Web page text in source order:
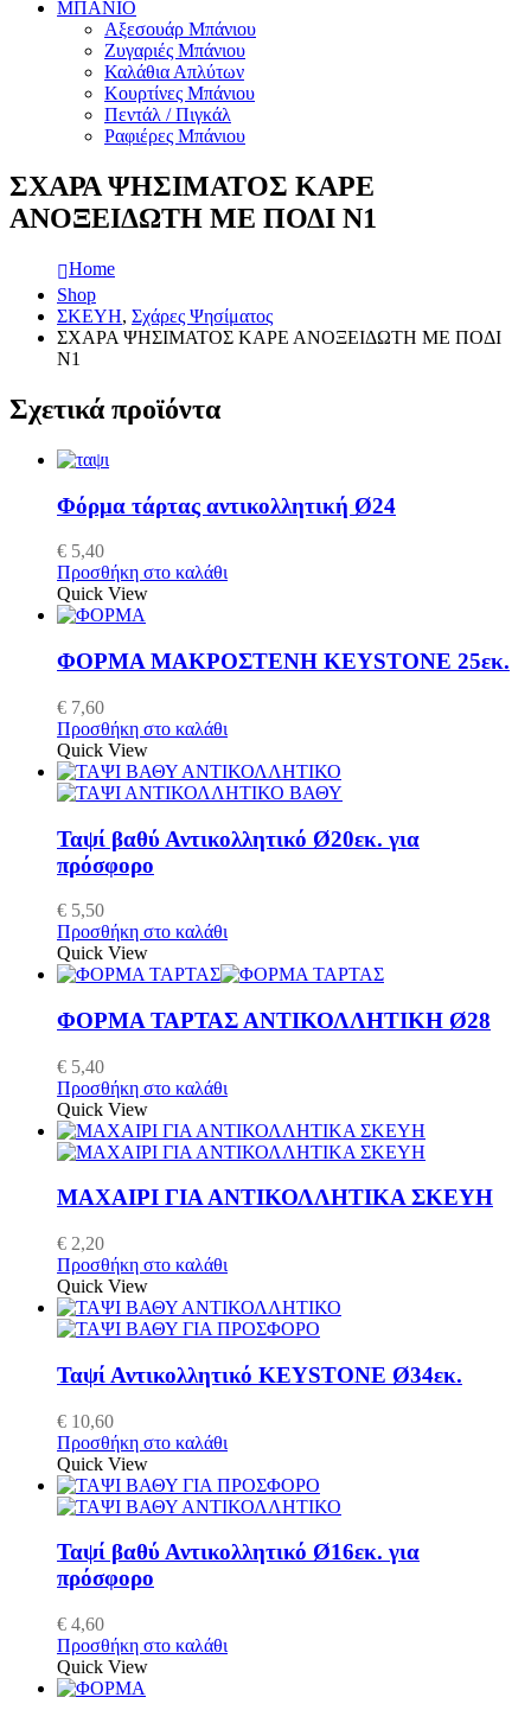
ΜΠΑΝΙΟ
Αξεσουάρ Μπάνιου
Ζυγαριές Μπάνιου
Καλάθια Απλύτων
Κουρτίνες Μπάνιου
Πεντάλ / Πιγκάλ
Ραφιέρες Μπάνιου
ΣΧΑΡΑ ΨΗΣΙΜΑΤΟΣ ΚΑΡΕ
ΑΝΟΞΕΙΔΩΤΗ ΜΕ ΠΟΔΙ Ν1
Home
Shop
ΣΚΕΥΗ, Σχάρες Ψησίματος
ΣΧΑΡΑ ΨΗΣΙΜΑΤΟΣ ΚΑΡΕ ΑΝΟΞΕΙΔΩΤΗ ΜΕ ΠΟΔΙ
Ν1
Σχετικά προϊόντα
Φόρμα τάρτας αντικολλητική Ø24
€ 5,40
Προσθήκη στο καλάθι
Quick View
ΦΟΡΜΑ ΜΑΚΡΟΣΤΕΝΗ KEYSTONE 25εκ.
€ 7,60
Προσθήκη στο καλάθι
Quick View
Ταψί βαθύ Αντικολλητικό Ø20εκ. για
πρόσφορο
€ 5,50
Προσθήκη στο καλάθι
Quick View
ΦΟΡΜΑ ΤΑΡΤΑΣ ΑΝΤΙΚΟΛΛΗΤΙΚΗ Ø28
€ 5,40
Προσθήκη στο καλάθι
Quick View
ΜΑΧΑΙΡΙ ΓΙΑ ΑΝΤΙΚΟΛΛΗΤΙΚΑ ΣΚΕΥΗ
€ 2,20
Προσθήκη στο καλάθι
Quick View
Ταψί Αντικολλητικό KEYSTONE Ø34εκ.
€ 10,60
Προσθήκη στο καλάθι
Quick View
Ταψί βαθύ Αντικολλητικό Ø16εκ. για
πρόσφορο
€ 4,60
Προσθήκη στο καλάθι
Quick View